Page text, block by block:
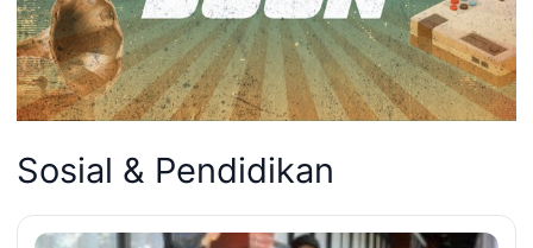
Sosial & Pendidikan